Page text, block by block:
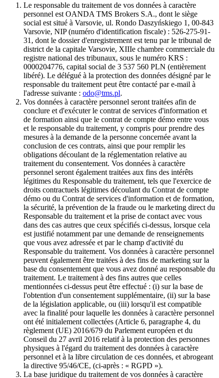
Le responsable du traitement de vos données à caractère
personnel est OANDA TMS Brokers S.A., dont le siège
social est situé à Varsovie, ul. Rondo Daszyńskiego 1, 00-843
Varsovie, NIP (numéro d'identification fiscale) : 526-275-91-
31, dont le dossier d'enregistrement est tenu par le tribunal de
district de la capitale Varsovie, XIIIe chambre commerciale du
registre national des tribunaux, sous le numéro KRS :
0000204776, capital social de 3 537 560 PLN (entièrement
libéré). Le délégué à la protection des données désigné par le
responsable du traitement peut être contacté par e-mail à
l'adresse suivante : odo@tms.pl.
Vos données à caractère personnel seront traitées afin de
conclure et d'exécuter le contrat de services d'information et
de formation ainsi que le contrat de compte démo entre vous
et le responsable du traitement, y compris pour prendre des
mesures à la demande de la personne concernée avant la
conclusion de ces contrats, ainsi que pour remplir les
obligations découlant de la réglementation relative au
traitement du consentement. Vos données à caractère
personnel seront également traitées aux fins des intérêts
légitimes du Responsable du traitement, tels que l'exercice de
droits contractuels légitimes découlant du Contrat de compte
démo ou du Contrat de services d'information et de formation,
la sécurité, la prévention de la fraude ou le marketing direct du
Responsable du traitement et la prise de contact avec vous
dans des cas autres que ceux spécifiés ci-dessus, lorsque cela
est justifié notamment par une demande de renseignements
que vous avez adressée et par le champ d'activité du
Responsable du traitement. Vos données à caractère personnel
peuvent également être traitées à des fins de marketing sur la
base du consentement que vous avez donné au responsable du
traitement. Le traitement à des fins autres que celles
mentionnées ci-dessus peut être effectué : (i) sur la base de
l'obtention d'un consentement supplémentaire, (ii) sur la base
de la législation applicable, ou (iii) lorsqu'il est compatible
avec la finalité pour laquelle les données à caractère personnel
ont été initialement collectées (Article 6, paragraphe 4, du
règlement (UE) 2016/679 du Parlement européen et du
Conseil du 27 avril 2016 relatif à la protection des personnes
physiques à l'égard du traitement des données à caractère
personnel et à la libre circulation de ces données, et abrogeant
la directive 95/46/CE, (ci-après : « RGPD »).
La base juridique du traitement de vos données à caractère